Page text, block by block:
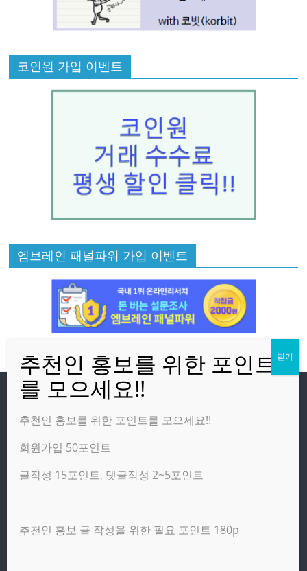
코인원 가입 이벤트
엠브레인 패널파워 가입 이벤트
방문자
온라인 방문자:2
오늘의 조회수:3,121
광고 제휴 홍보 일반 문의 : apptechgo@naver.com
추천인 홍보를 위한 포인트를 모으세요!!
회원가입 50포인트
글작성 15포인트, 댓글작성 2~5포인트
추천인 홍보 글 작성을 위한 필요 포인트 180p